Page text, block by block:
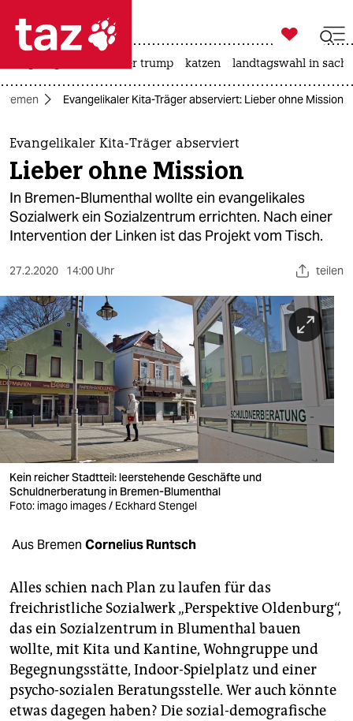
 taz zahl ich
taz zahl ich
themen
politik
öko
sport
berlin
nord
wahrheit
verlag
verlag
shop
fragen & hilfe
unterstützen
abo
genossenschaft
epaper login

taz zahl ich
usa unter trump katzen landtagswahl in
Bremen Evangelikaler Kita-Träger abserviert: Lieber ohne Mission
Evangelikaler Kita-Träger abserviert
Lieber ohne Mission
In Bremen-Blumenthal wollte ein evangelikales
Sozialwerk ein Sozialzentrum errichten. Nach einer
Intervention der Linken ist das Projekt vom Tisch.
27.2.2020 14:00 Uhr teilen
Kein reicher Stadtteil: leerstehende Geschäfte und
Schuldnerberatung in Bremen-Blumenthal
Foto: imago images / Eckhard Stengel
Aus Bremen Cornelius Runtsch
Alles schien nach Plan zu laufen für das
freichristliche Sozialwerk „Perspektive Oldenburg“,
das ein Sozialzentrum in Blumenthal bauen
wollte, mit Kita und Kantine, Wohngruppe und
Begegnungsstätte, Indoor-Spielplatz und einer
psycho-sozialen Beratungsstelle. Wer auch könnte
etwas dagegen haben? Die sozial-demografische